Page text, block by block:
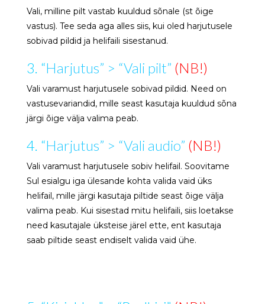
Vali, milline pilt vastab kuuldud sõnale (st õige
vastus). Tee seda aga alles siis, kui oled harjutusele
sobivad pildid ja helifaili sisestanud.
3. “Harjutus” > “Vali pilt” (NB!)
Vali varamust harjutusele sobivad pildid. Need on
vastusevariandid, mille seast kasutaja kuuldud sõna
järgi õige välja valima peab.
4. “Harjutus” > “Vali audio” (NB!)
Vali varamust harjutusele sobiv helifail. Soovitame
Sul esialgu iga ülesande kohta valida vaid üks
helifail, mille järgi kasutaja piltide seast õige välja
valima peab. Kui sisestad mitu helifaili, siis loetakse
need kasutajale üksteise järel ette, ent kasutaja
saab piltide seast endiselt valida vaid ühe.